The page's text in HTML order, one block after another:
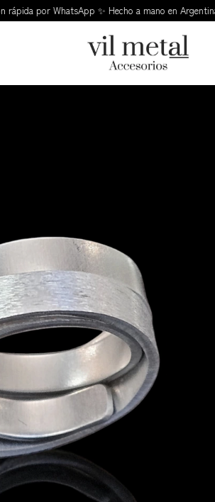
por WhatsApp ✨ Hecho a mano en Argentina